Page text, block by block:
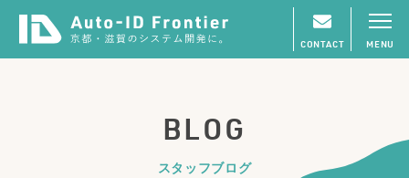
CONTACT MENU
BLOG
スタッフブログ